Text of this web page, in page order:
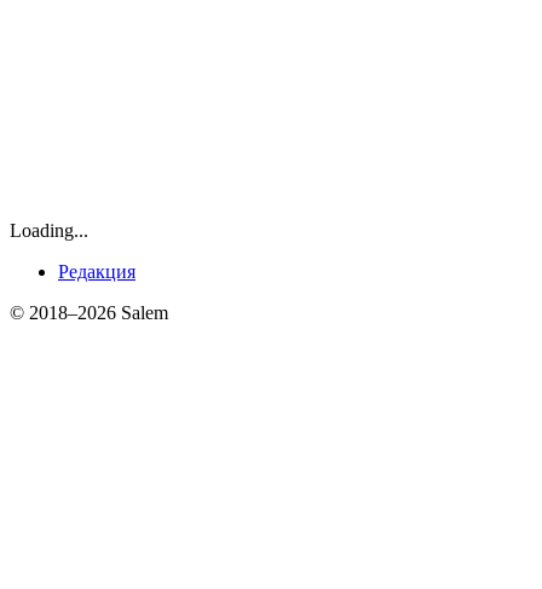
Loading...
Редакция
© 2018–2026 Salem